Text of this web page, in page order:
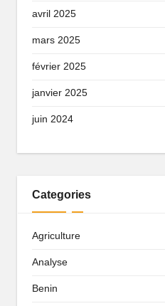
avril 2025
mars 2025
février 2025
janvier 2025
juin 2024
Categories
Agriculture
Analyse
Benin